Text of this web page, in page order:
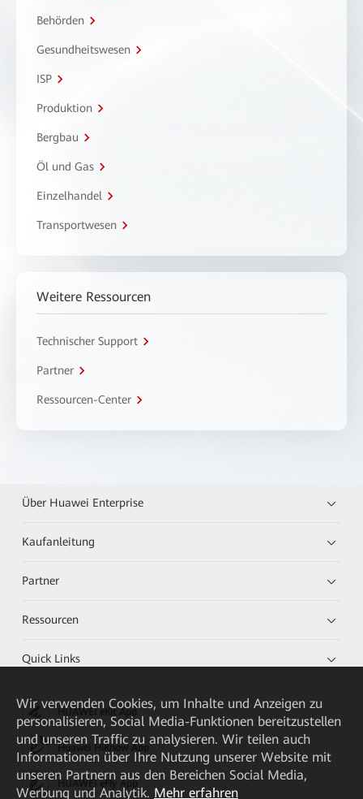
Behörden
Gesundheitswesen
ISP
Produktion
Bergbau
Öl und Gas
Einzelhandel
Transportwesen
Weitere Ressourcen
Technischer Support
Partner
Ressourcen-Center
Über Huawei Enterprise
Kaufanleitung
Partner
Ressourcen
Quick Links
HUAWEI eKit App
Huawei HiKnow App
HUAWEI eFly App
Wir verwenden Cookies, um Inhalte und Anzeigen zu
personalisieren, Social Media-Funktionen bereitzustellen
und unseren Traffic zu analysieren. Wir teilen auch
Informationen über Ihre Nutzung unserer Website mit
unseren Partnern aus den Bereichen Social Media,
Werbung und Analytik. Mehr erfahren